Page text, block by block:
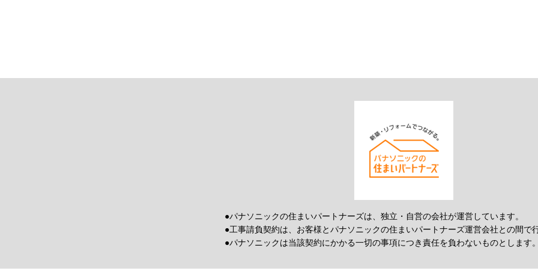
●パナソニックの住まいパートナーズは、独立・自営の会社が運営しています。
●工事請負契約は、お客様とパナソニックの住まいパートナーズ運営会社との間で
●パナソニックは当該契約にかかる一切の事項につき責任を負わないものとします。